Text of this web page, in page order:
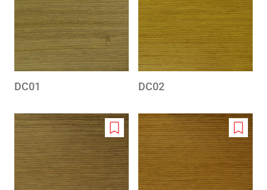
wishlist
DC01 DC02
Add
to
wishlist
Add
to